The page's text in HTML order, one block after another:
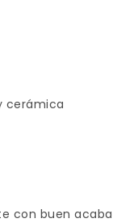
cerámica
con buen